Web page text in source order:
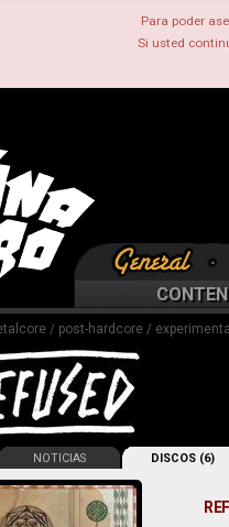
Para poder
Si usted
/ post-hardcore /
NOTICIAS DISCOS (6)